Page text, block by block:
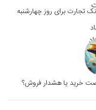
تجارت برای روز چهار‌شنبه